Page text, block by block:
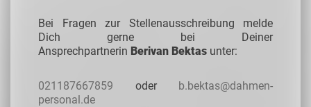
Bei Fragen zur Stellenausschreibung melde
Dich gerne bei Deiner
Ansprechpartnerin Berivan Bektas unter:
021187667859 oder b.bektas@dahmen-
personal.de